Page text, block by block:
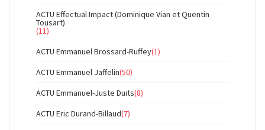
ACTU Effectual Impact (Dominique Vian et Quentin
Tousart)
(11)
ACTU Emmanuel Brossard-Ruffey(1)
ACTU Emmanuel Jaffelin(50)
ACTU Emmanuel-Juste Duits(8)
ACTU Eric Durand-Billaud(7)